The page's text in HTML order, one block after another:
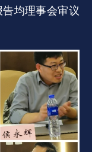
均理事会审议